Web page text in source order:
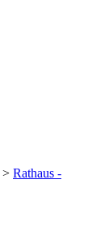
> Rathaus -